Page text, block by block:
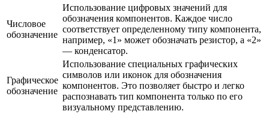
Числовое
обозначение
Использование цифровых значений для
обозначения компонентов. Каждое число
соответствует определенному типу компонента,
например, «1» может обозначать резистор, а «2»
— конденсатор.
Графическое
обозначение
Использование специальных графических
символов или иконок для обозначения
компонентов. Это позволяет быстро и легко
распознавать тип компонента только по его
визуальному представлению.